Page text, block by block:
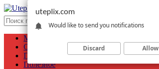
Материалы
Объекты
Производители
Полезное
uteplix.com
Would like to send you notifications
Discard Allow